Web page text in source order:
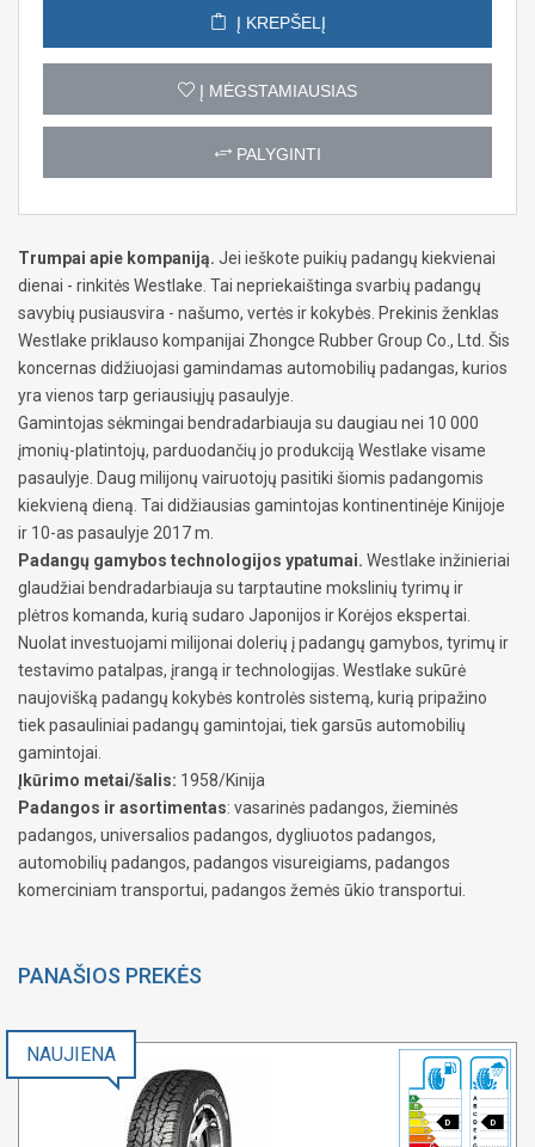
Į KREPŠELĮ
Į MĖGSTAMIAUSIAS
PALYGINTI
Trumpai apie kompaniją. Jei ieškote puikių padangų kiekvienai
dienai - rinkitės Westlake. Tai nepriekaištinga svarbių padangų
savybių pusiausvira - našumo, vertės ir kokybės. Prekinis ženklas
Westlake priklauso kompanijai Zhongce Rubber Group Co., Ltd. Šis
koncernas didžiuojasi gamindamas automobilių padangas, kurios
yra vienos tarp geriausiųjų pasaulyje.
Gamintojas sėkmingai bendradarbiauja su daugiau nei 10 000
įmonių-platintojų, parduodančių jo produkciją Westlake visame
pasaulyje. Daug milijonų vairuotojų pasitiki šiomis padangomis
kiekvieną dieną. Tai didžiausias gamintojas kontinentinėje Kinijoje
ir 10-as pasaulyje 2017 m.
Padangų gamybos technologijos ypatumai. Westlake inžinieriai
glaudžiai bendradarbiauja su tarptautine mokslinių tyrimų ir
plėtros komanda, kurią sudaro Japonijos ir Korėjos ekspertai.
Nuolat investuojami milijonai dolerių į padangų gamybos, tyrimų ir
testavimo patalpas, įrangą ir technologijas. Westlake sukūrė
naujovišką padangų kokybės kontrolės sistemą, kurią pripažino
tiek pasauliniai padangų gamintojai, tiek garsūs automobilių
gamintojai.
Įkūrimo metai/šalis: 1958/Kinija
Padangos ir asortimentas: vasarinės padangos, žieminės
padangos, universalios padangos, dygliuotos padangos,
automobilių padangos, padangos visureigiams, padangos
komerciniam transportui, padangos žemės ūkio transportui.
PANAŠIOS PREKĖS
D D
NAUJIENA